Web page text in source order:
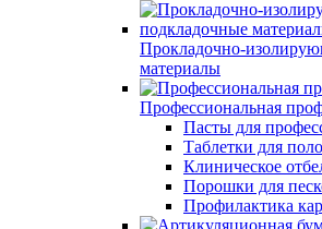
Прокладочно-
материалы
Профессиональная
Пасты для
Таблетки для
Клиническое
Порошки для
Профилактика